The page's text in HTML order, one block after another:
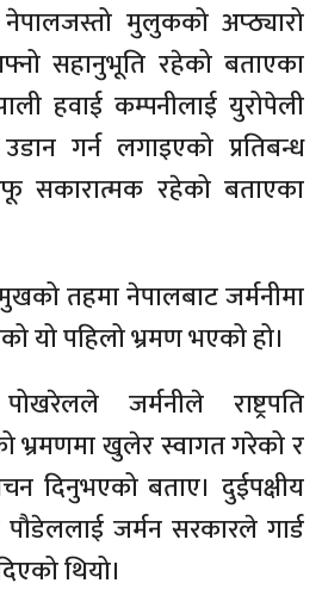
नेपालजस्तो मुलुकको अप्ठ्यारो
सहानुभूति रहेको बताएका
हवाई कम्पनीलाई युरोपेली
गर्न लगाइएको प्रतिबन्ध
सकारात्मक रहेको बताएका
तहमा नेपालबाट जर्मनीमा
यो पहिलो भ्रमण भएको हो।
जर्मनीले राष्ट्रपति
भ्रमणमा खुलेर स्वागत गरेको र
दिनुभएको बताए। दुईपक्षीय
पौडेललाई जर्मन सरकारले गार्ड
थियो।